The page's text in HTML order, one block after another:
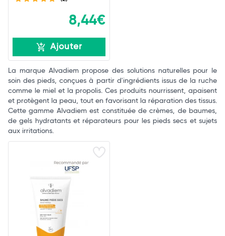
8,44€
Ajouter
La marque Alvadiem propose des solutions naturelles pour le
soin des pieds, conçues à partir d'ingrédients issus de la ruche
comme le miel et la propolis. Ces produits nourrissent, apaisent
et protègent la peau, tout en favorisant la réparation des tissus.
Cette gamme Alvadiem est constituée de crèmes, de baumes,
de gels hydratants et réparateurs pour les pieds secs et sujets
aux irritations.